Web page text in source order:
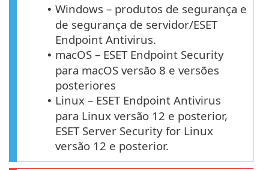
• Windows – produtos de segurança e
de segurança de servidor/ESET
Endpoint Antivirus.
• macOS – ESET Endpoint Security
para macOS versão 8 e versões
posteriores
• Linux – ESET Endpoint Antivirus
para Linux versão 12 e posterior,
ESET Server Security for Linux
versão 12 e posterior.